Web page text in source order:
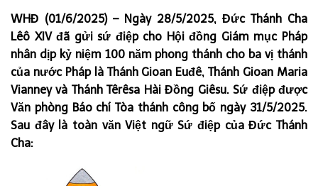
WHĐ (01/6/2025) – Ngày 28/5/2025, Đức Thánh Cha
Lêô XIV đã gửi sứ điệp cho Hội đồng Giám mục Pháp
nhân dịp kỷ niệm 100 năm phong thánh cho ba vị thánh
của nước Pháp là Thánh Gioan Euđê, Thánh Gioan Maria
Vianney và Thánh Têrêsa Hài Đồng Giêsu. Sứ điệp được
Văn phòng Báo chí Tòa thánh công bố ngày 31/5/2025.
Sau đây là toàn văn Việt ngữ Sứ điệp của Đức Thánh
Cha: